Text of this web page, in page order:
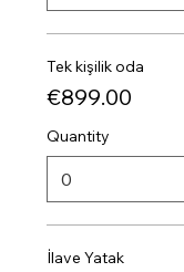
Tek kişilik oda
€899.00
Quantity
İlave Yatak